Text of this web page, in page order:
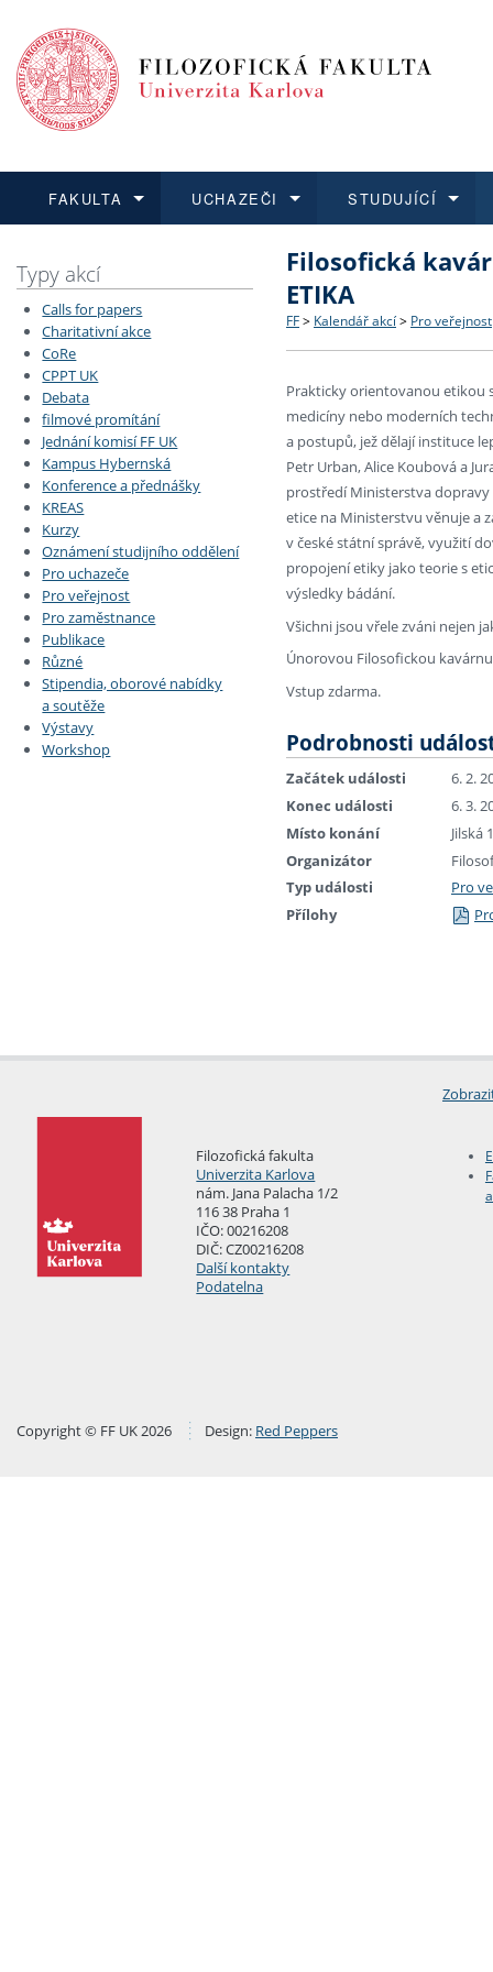
FAKULTA
Dozvědět se více
Struktura a historie
Strategie a další
Absolventi fakulty
Fakultní školy FF UK
UCHAZEČI
Podat přihlášku
Co studovat a jak se
Učitelské studijní
STUDUJÍCÍ
Dozvědět se více
Bakalářské a magisterské
Doktorské studium
Dozvědět se více
O vědě a výzkumu na FF
Akademické kvalifikace
Dozvědět se více
Aktuální nabídky a
Vyjíždějící studenti
Vyjíždějící zaměstnanci
Typy akcí
Calls for papers
Charitativní akce
CoRe
CPPT UK
Debata
filmové promítání
Jednání komisí FF UK
Kampus Hybernská
Konference a přednášky
KREAS
Kurzy
Oznámení studijního oddělení
Pro uchazeče
Pro veřejnost
Pro zaměstnance
Publikace
Různé
Stipendia, oborové nabídky
a soutěže
Výstavy
Workshop
Filosofická
ETIKA
FF > Kalendář akcí > Pro veřejnost
Prakticky orientovanou etikou
medicíny nebo moderních
a postupů, jež dělají instituce
Petr Urban, Alice Koubová a
prostředí Ministerstva dopravy
etice na Ministerstvu věnuje a
v české státní správě, využití
propojení etiky jako teorie s
výsledky bádání.
Všichni jsou vřele zváni nejen
Únorovou Filosofickou
Vstup zdarma.
Podrobnosti
Začátek události
6. 2.
Konec události
6. 3.
Místo konání
Jilská
Organizátor
Typ události
Pro
Přílohy
Filozofická fakulta
Univerzita Karlova
nám. Jana Palacha 1/2
116 38 Praha 1
IČO: 00216208
DIČ: CZ00216208
Další kontakty
Podatelna
Copyright © FF UK 2026 Design: Red Peppers